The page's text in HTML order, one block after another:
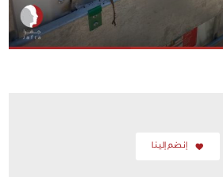
إنضم إلينا